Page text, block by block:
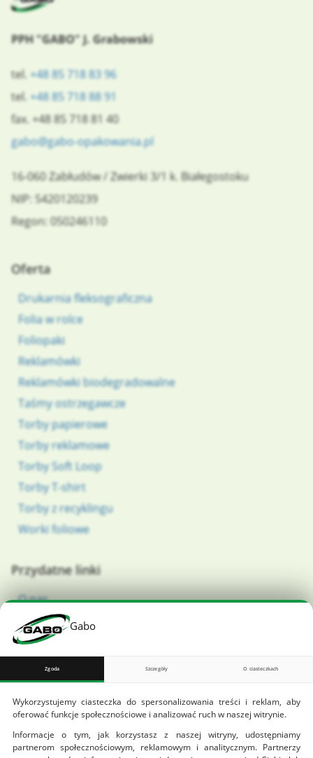
PPH "GABO" J. Grabowski
tel. +48 85 718 83 96
tel. +48 85 718 88 91
fax. +48 85 718 81 40
gabo@gabo-opakowania.pl
16-060Zabłudów/Zwierki 3/1 k. Białegostoku
NIP: 5420120239
Regon: 050246110
Oferta
Drukarnia fleksograficzna
Folia w rolce
Foliopaki
Reklamówki
Reklamówki biodegradowalne
Taśmy ostrzegawcze
Torby papierowe
Torby reklamowe
Torby Soft Loop
Torby T-shirt
Torby z recyklingu
Worki foliowe
Przydatne linki
O nas
BioGabo – producent opakowań ekologicznych
Zamów darmową próbkę
Blog
Pliki do pobrania
Wzór zamówienia
Gabo
Wykorzystujemy ciasteczka do spersonalizowania treści i reklam, aby
oferować funkcje społecznościowe i analizować ruch w naszej witrynie.
Informacje o tym, jak korzystasz z naszej witryny, udostępniamy
partnerom społecznościowym, reklamowym i analitycznym. Partnerzy
Zgoda Szczegóły O ciasteczkach